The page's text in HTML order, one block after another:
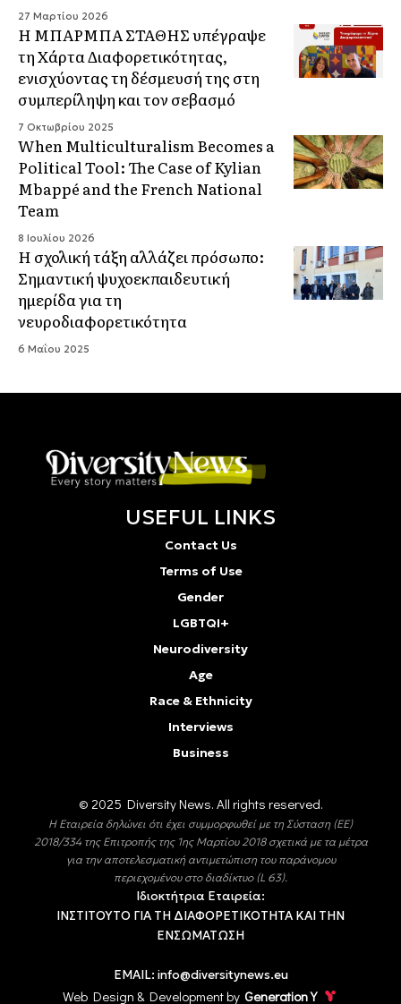
27 Μαρτίου 2026
Η ΜΠΑΡΜΠΑ ΣΤΑΘΗΣ υπέγραψε
τη Χάρτα Διαφορετικότητας,
ενισχύοντας τη δέσμευσή της στη
συμπερίληψη και τον σεβασμό
7 Οκτωβρίου 2025
When Multiculturalism Becomes a
Political Tool: The Case of Kylian
Mbappé and the French National
Team
8 Ιουλίου 2026
Η σχολική τάξη αλλάζει πρόσωπο:
Σημαντική ψυχοεκπαιδευτική
ημερίδα για τη
νευροδιαφορετικότητα
6 Μαΐου 2025
USEFUL LINKS
Contact Us
Terms of Use
Gender
LGBTQI+
Neurodiversity
Age
Race & Ethnicity
Interviews
Business
© 2025 Diversity Νews. All rights reserved.
Η Εταιρεία δηλώνει ότι έχει συμμορφωθεί με τη Σύσταση (ΕΕ)
2018/334 της Επιτροπής της 1ης Μαρτίου 2018 σχετικά με τα μέτρα
για την αποτελεσματική αντιμετώπιση του παράνομου
περιεχομένου στο διαδίκτυο (L 63).
Ιδιοκτήτρια Εταιρεία:
ΙΝΣΤΙΤΟΥΤΟ ΓΙΑ ΤΗ ΔΙΑΦΟΡΕΤΙΚΟΤΗΤΑ ΚΑΙ ΤΗΝ
ΕΝΣΩΜΑΤΩΣΗ
EMAIL: info@diversitynews.eu
Web Design & Development by Generation Y